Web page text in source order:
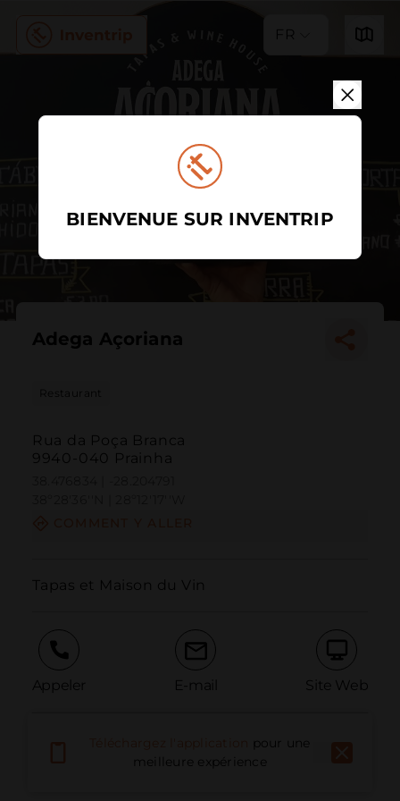
FR
Adega Açoriana
Restaurant
Rua da Poça Branca
9940-040 Prainha
Tapas et Maison du Vin
Appeler E-mail Site Web
Signaler un problèmepour une
meilleure expérience
BIENVENUE SUR INVENTRIP